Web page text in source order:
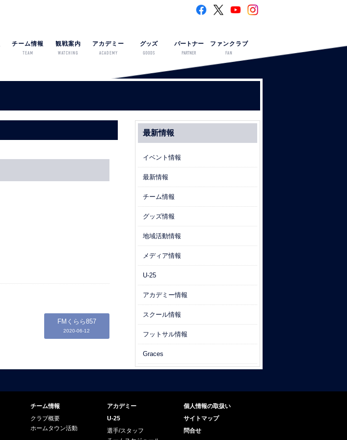
チーム情報
TEAM
観戦案内
WATCHING
アカデミー
ACADEMY
グッズ
GOODS
パートナー
PARTNER
ファンクラブ
FAN
FMくらら857
2020-06-12
最新情報
イベント情報
最新情報
チーム情報
グッズ情報
地域活動情報
メディア情報
U-25
アカデミー情報
スクール情報
フットサル情報
Graces
チーム情報
クラブ概要
ホームタウン活動
アカデミー
U-25
選手/スタッフ
個人情報の取扱い
サイトマップ
問合せ